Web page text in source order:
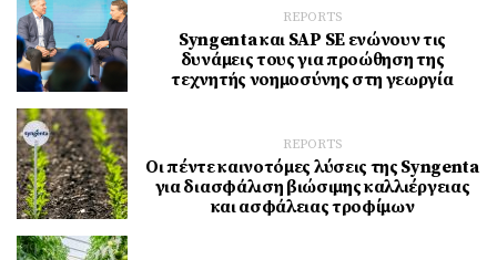
REPORTS
Syngenta και SAP SE ενώνουν τις
δυνάμεις τους για προώθηση της
τεχνητής νοημοσύνης στη γεωργία
REPORTS
Οι πέντε καινοτόμες λύσεις της Syngenta
για διασφάλιση βιώσιμης καλλιέργειας
και ασφάλειας τροφίμων